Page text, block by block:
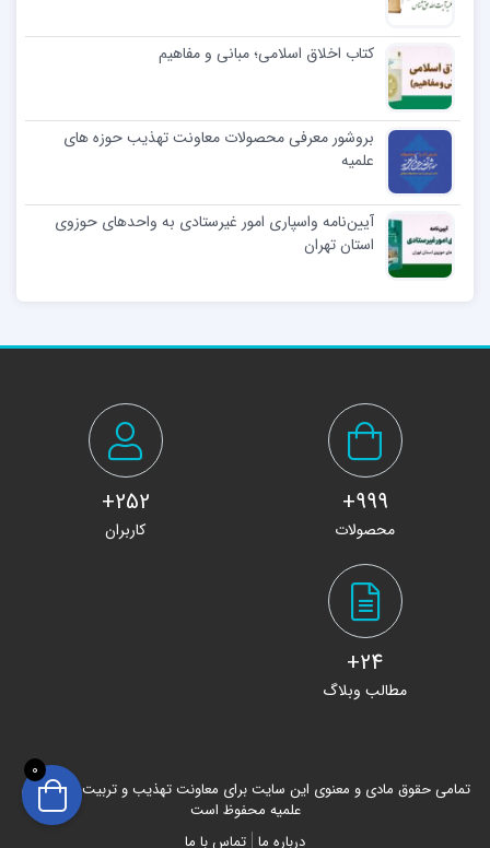
کتاب اخلاق اسلامی؛ مبانی و مفاهيم
بروشور معرفی محصولات معاونت تهذیب حوزه های
علمیه
آیین‌نامه واسپاری امور غیرستادی به واحدهای حوزوی
استان تهران
999+
محصولات
252+
کاربران
24+
مطالب وبلاگ
تمامی حقوق مادی و معنوی این سایت برای معاونت تهذیب و تربیت حوزه های
علمیه محفوظ است
درباره ما تماس با ما
0